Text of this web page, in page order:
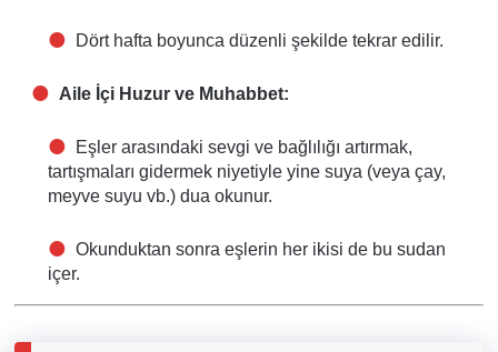
Dört hafta boyunca düzenli şekilde tekrar edilir.
Aile İçi Huzur ve Muhabbet:
Eşler arasındaki sevgi ve bağlılığı artırmak,
tartışmaları gidermek niyetiyle yine suya (veya çay,
meyve suyu vb.) dua okunur.
Okunduktan sonra eşlerin her ikisi de bu sudan
içer.